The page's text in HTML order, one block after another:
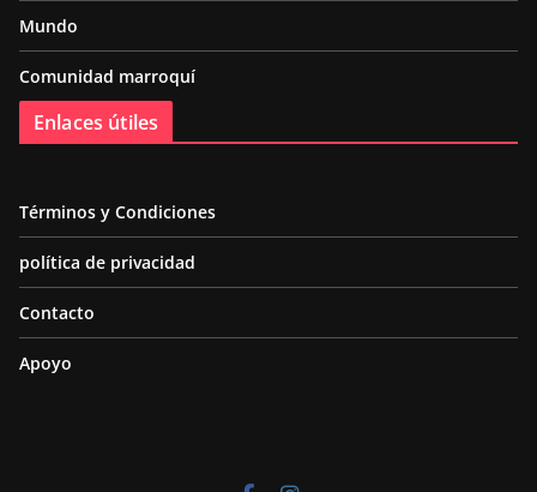
Mundo
Comunidad marroquí
Enlaces útiles
Términos y Condiciones
política de privacidad
Contacto
Apoyo